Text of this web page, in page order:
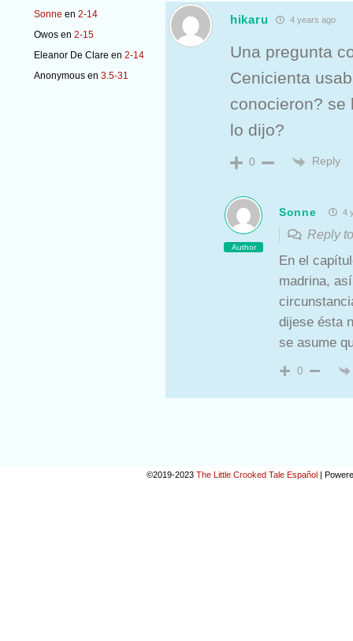
Sonne en 2-14
Owos en 2-15
Eleanor De Clare en 2-14
Anonymous en 3.5-31
hikaru 4 years ago
Una pregunta
Cenicienta
conocieron? se
lo dijo?
0 Reply
Author
Sonne 4
Reply
En el
madrina,
dijese ésta
se asume
0
©2019-2023 The Little Crooked Tale Español |